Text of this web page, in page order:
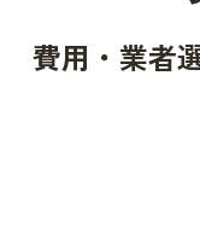
費用・業者